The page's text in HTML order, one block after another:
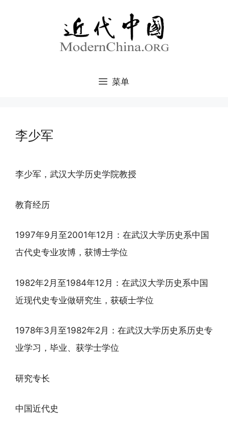
菜单
李少军
李少军，武汉大学历史学院教授
教育经历
1997年9月至2001年12月：在武汉大学历史系中国
古代史专业攻博，获博士学位
1982年2月至1984年12月：在武汉大学历史系中国
近现代史专业做研究生，获硕士学位
1978年3月至1982年2月：在武汉大学历史系历史专
业学习，毕业、获学士学位
研究专长
中国近代史